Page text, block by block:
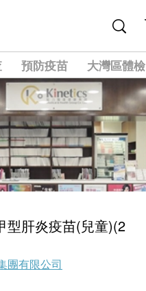
預防疫苗 大灣區體檢
型肝炎疫苗(兒童)(2
團有限公司